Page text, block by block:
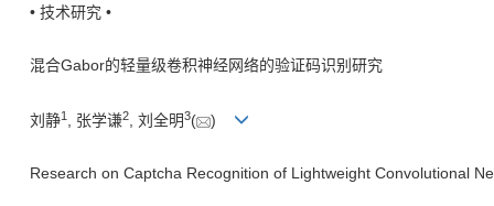
• 技术研究 •
混合Gabor的轻量级卷积神经网络的验证码识别研究
刘静1 , 张学谦2, 刘全明3( )
Research on Captcha Recognition of Lightweight Convolutional